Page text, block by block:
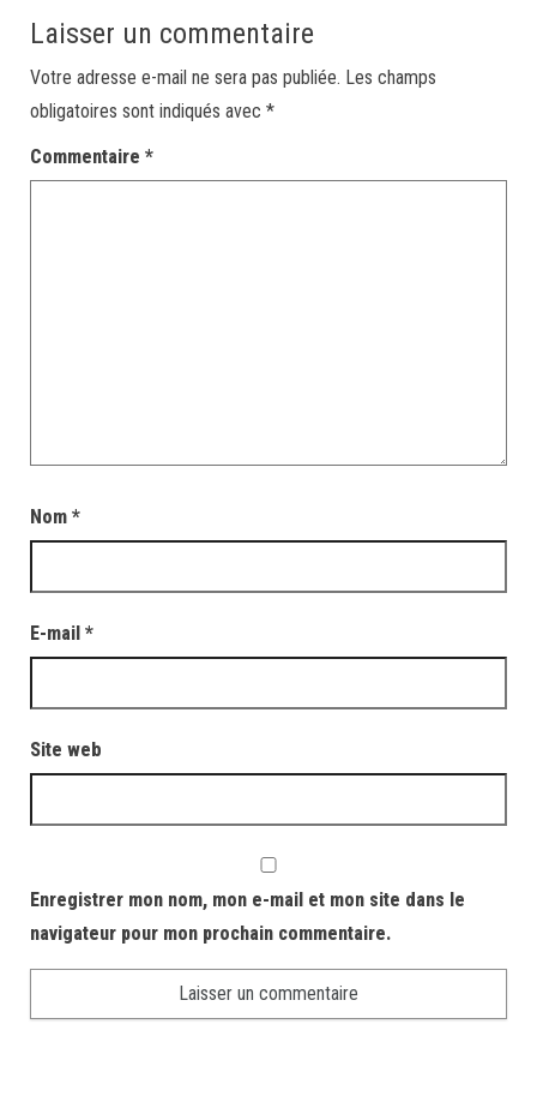
Laisser un commentaire
Votre adresse e-mail ne sera pas publiée. Les champs
obligatoires sont indiqués avec *
Commentaire *
Nom *
E-mail *
Site web
Enregistrer mon nom, mon e-mail et mon site dans le
navigateur pour mon prochain commentaire.